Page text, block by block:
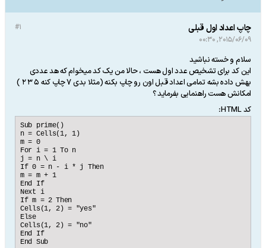
#1 چاپ اعداد اول قبلی
2015/06/09, 00:30
سلام و خسته نباشید
این کد برای تشخیص عدد اول هست ، حالا من یک کد میخوام که هد عددی
بهش داده بشه تمامی اعداد قبل اون رو چاپ بکنه (مثلا بدی 7 چاپ کنه 5 3 2 )
امکانش هست راهنمایی بفرماید ؟
کد HTML:
Sub prime()
n = Cells(1, 1)
m = 0
For i = 1 To n
j = n \ i
If 0 = n - i * j Then
m = m + 1
End If
Next i
If m = 2 Then
Cells(1, 2) = "yes"
Else
Cells(1, 2) = "no"
End If
End Sub